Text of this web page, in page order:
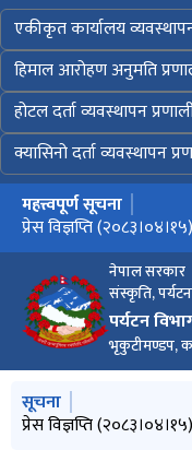
एकीकृत कार्यालय
हिमाल आरोहण अनुमति
होटल दर्ता व्यवस्थापन
क्यासिनो दर्ता व्यवस्थापन
नेपाल सरकार
संस्कृति,
पर्यटन
भृकुटीमण्डप,
मुख्य नेभिगेसनमा जानुहोस्
महत्त्वपूर्ण सूचना
MOUNTAINEERING IN
प्रेस विज्ञप्ति (२०८३।०४।१५)
विवरण भर्ने बारे अत्यन्त
मुख्य नेभिगेसनमा जानुहोस्
सूचना
MOUNTAINEERING IN
प्रेस विज्ञप्ति (२०८३।०४।१५)
ईजाजत नलिई साहसिक तथा
विवरण भर्ने बारे अत्यन्त
साहसिक तथा